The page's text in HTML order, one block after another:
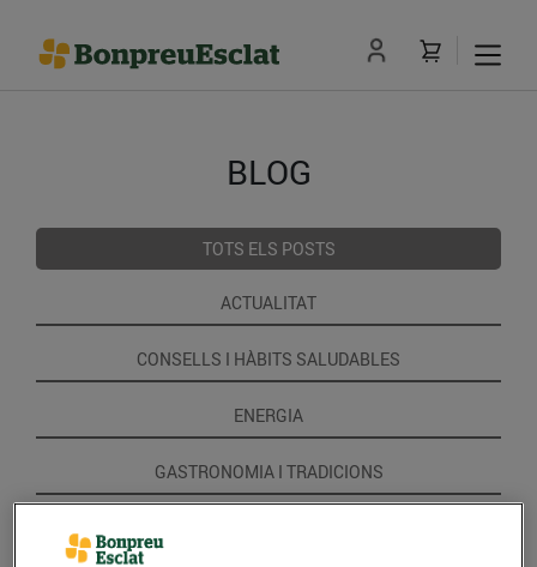
BLOG
TOTS ELS POSTS
ACTUALITAT
CONSELLS I HÀBITS SALUDABLES
ENERGIA
GASTRONOMIA I TRADICIONS